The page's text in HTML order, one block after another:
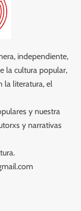
independiente,
la cultura popular,
la literatura, el
y nuestra
y narrativas